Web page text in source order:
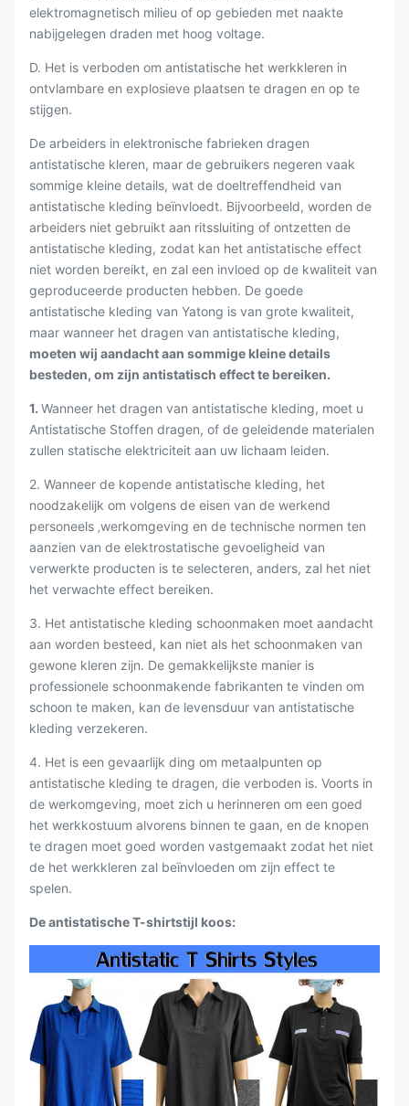
elektromagnetisch milieu of op gebieden met naakte
nabijgelegen draden met hoog voltage.
D. Het is verboden om antistatische het werkkleren in
ontvlambare en explosieve plaatsen te dragen en op te
stijgen.
De arbeiders in elektronische fabrieken dragen
antistatische kleren, maar de gebruikers negeren vaak
sommige kleine details, wat de doeltreffendheid van
antistatische kleding beïnvloedt. Bijvoorbeeld, worden de
arbeiders niet gebruikt aan ritssluiting of ontzetten de
antistatische kleding, zodat kan het antistatische effect
niet worden bereikt, en zal een invloed op de kwaliteit van
geproduceerde producten hebben. De goede
antistatische kleding van Yatong is van grote kwaliteit,
maar wanneer het dragen van antistatische kleding,
moeten wij aandacht aan sommige kleine details
besteden, om zijn antistatisch effect te bereiken.
1. Wanneer het dragen van antistatische kleding, moet u
Antistatische Stoffen dragen, of de geleidende materialen
zullen statische elektriciteit aan uw lichaam leiden.
2. Wanneer de kopende antistatische kleding, het
noodzakelijk om volgens de eisen van de werkend
personeels ‚werkomgeving en de technische normen ten
aanzien van de elektrostatische gevoeligheid van
verwerkte producten is te selecteren, anders, zal het niet
het verwachte effect bereiken.
3. Het antistatische kleding schoonmaken moet aandacht
aan worden besteed, kan niet als het schoonmaken van
gewone kleren zijn. De gemakkelijkste manier is
professionele schoonmakende fabrikanten te vinden om
schoon te maken, kan de levensduur van antistatische
kleding verzekeren.
4. Het is een gevaarlijk ding om metaalpunten op
antistatische kleding te dragen, die verboden is. Voorts in
de werkomgeving, moet zich u herinneren om een goed
het werkkostuum alvorens binnen te gaan, en de knopen
te dragen moet goed worden vastgemaakt zodat het niet
de het werkkleren zal beïnvloeden om zijn effect te
spelen.
De antistatische T-shirtstijl koos: